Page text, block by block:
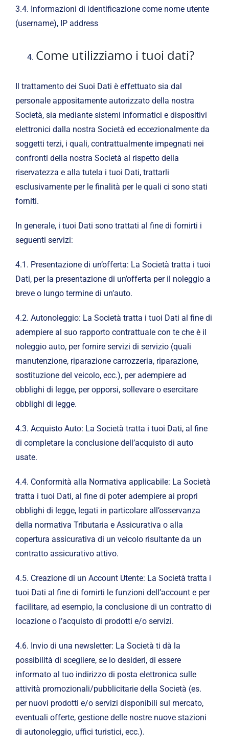
3.4. Informazioni di identificazione come nome utente
(username), IP address
Come utilizziamo i tuoi dati?
Il trattamento dei Suoi Dati è effettuato sia dal
personale appositamente autorizzato della nostra
Società, sia mediante sistemi informatici e dispositivi
elettronici dalla nostra Società ed eccezionalmente da
soggetti terzi, i quali, contrattualmente impegnati nei
confronti della nostra Società al rispetto della
riservatezza e alla tutela i tuoi Dati, trattarli
esclusivamente per le finalità per le quali ci sono stati
forniti.
In generale, i tuoi Dati sono trattati al fine di fornirti i
seguenti servizi:
4.1. Presentazione di un’offerta: La Società tratta i tuoi
Dati, per la presentazione di un’offerta per il noleggio a
breve o lungo termine di un’auto.
4.2. Autonoleggio: La Società tratta i tuoi Dati al fine di
adempiere al suo rapporto contrattuale con te che è il
noleggio auto, per fornire servizi di servizio (quali
manutenzione, riparazione carrozzeria, riparazione,
sostituzione del veicolo, ecc.), per adempiere ad
obblighi di legge, per opporsi, sollevare o esercitare
obblighi di legge.
4.3. Acquisto Auto: La Società tratta i tuoi Dati, al fine
di completare la conclusione dell’acquisto di auto
usate.
4.4. Conformità alla Normativa applicabile: La Società
tratta i tuoi Dati, al fine di poter adempiere ai propri
obblighi di legge, legati in particolare all’osservanza
della normativa Tributaria e Assicurativa o alla
copertura assicurativa di un veicolo risultante da un
contratto assicurativo attivo.
4.5. Creazione di un Account Utente: La Società tratta i
tuoi Dati al fine di fornirti le funzioni dell’account e per
facilitare, ad esempio, la conclusione di un contratto di
locazione o l’acquisto di prodotti e/o servizi.
4.6. Invio di una newsletter: La Società ti dà la
possibilità di scegliere, se lo desideri, di essere
informato al tuo indirizzo di posta elettronica sulle
attività promozionali/pubblicitarie della Società (es.
per nuovi prodotti e/o servizi disponibili sul mercato,
eventuali offerte, gestione delle nostre nuove stazioni
di autonoleggio, uffici turistici, ecc.).